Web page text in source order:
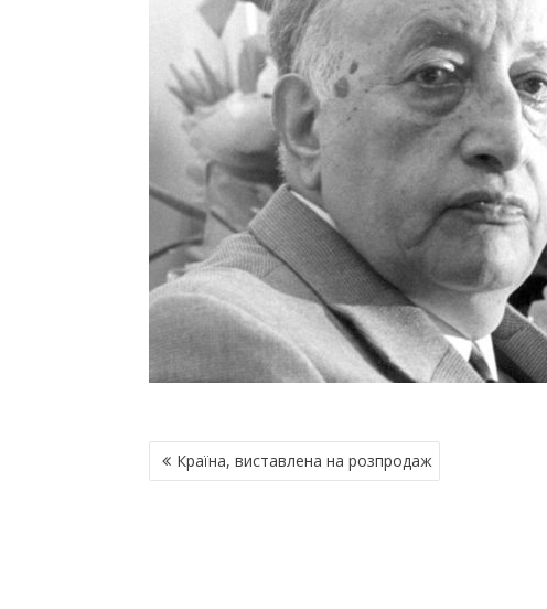
Н
А
Країна, виставлена на розпродаж